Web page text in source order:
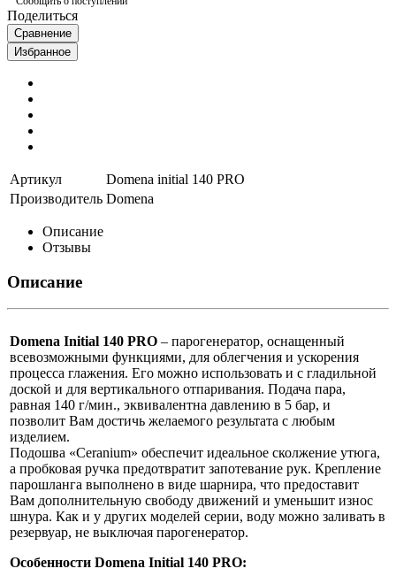
Поделиться
Сравнение
Избранное
Артикул
Domena initial 140 PRO
Производитель Domena
Описание
Отзывы
Описание
Domena Initial 140 PRO – парогенератор, оснащенный
всевозможными функциями, для облегчения и ускорения
процесса глажения. Его можно использовать и с гладильной
доской и для вертикального отпаривания. Подача пара,
равная 140 г/мин., эквивалентна давлению в 5 бар, и
позволит Вам достичь желаемого результата с любым
изделием.
Подошва «Ceranium» обеспечит идеальное сколжение утюга,
а пробковая ручка предотвратит запотевание рук. Крепление
парошланга выполнено в виде шарнира, что предоставит
Вам дополнительную свободу движений и уменьшит износ
шнура. Как и у других моделей серии, воду можно заливать в
резервуар, не выключая парогенератор.
Особенности Domena Initial 140 PRO: